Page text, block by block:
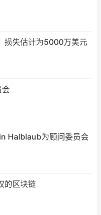
损失估计为5000万美元
会
Halblaub为顾问委员会
的区块链